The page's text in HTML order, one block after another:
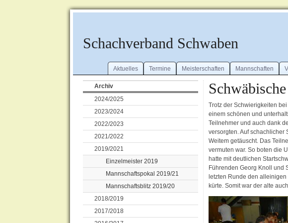
Schachverband Schwaben
Aktuelles Termine Meisterschaften Mannschaften
Archiv
2024/2025
2023/2024
2022/2023
2021/2022
2019/2021
Einzelmeister 2019
Mannschaftspokal 2019/21
Mannschaftsblitz 2019/20
2018/2019
2017/2018
Trotz der Schwierigkeiten
einem schönen und
Teilnehmer und auch dank
versorgten. Auf schachlicher
Weitem getäuscht. Das
vermuten war. So boten die
hatte mit deutlichen
Führenden Georg Knoll und
letzten Runde den
kürte. Somit war der alte